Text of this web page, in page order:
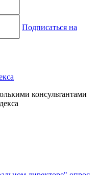
Подписаться на
консультантами